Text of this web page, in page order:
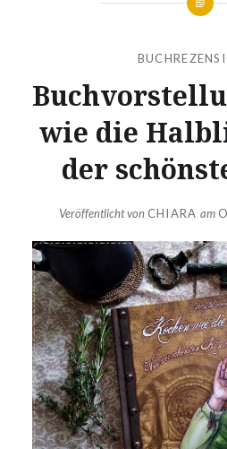
wie die
der
Veröffentlicht von CHIARA am